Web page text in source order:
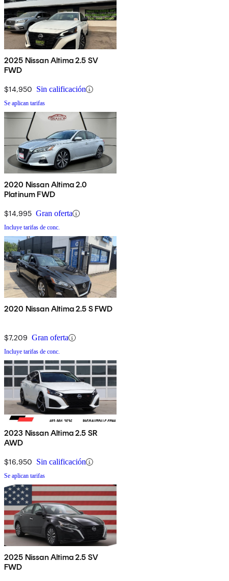
2025 Nissan Altima 2.5 SV
FWD
$14,950 Sin calificación
Se aplican tarifas
2020 Nissan Altima 2.0
Platinum FWD
$14,995 Gran oferta
Incluye tarifas de conc.
2020 Nissan Altima 2.5 S FWD
$7,209 Gran oferta
Incluye tarifas de conc.
2023 Nissan Altima 2.5 SR
AWD
$16,950 Sin calificación
Se aplican tarifas
2025 Nissan Altima 2.5 SV
FWD